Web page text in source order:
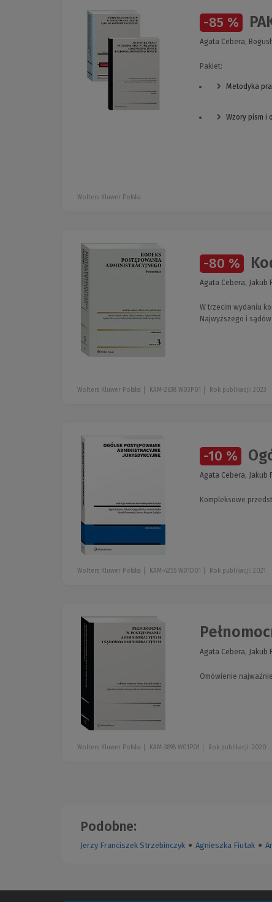
-85 %
Agata Cebera,
Pakiet:
Metodyka
Wzory pism i
Wolters Kluwer Polska
-80 %
Agata Cebera, Jakub
W trzecim wydaniu
Najwyższego i
Wolters Kluwer Polska KAM-2638 W03P01 Rok publikacji: 2023
-10 %
Agata Cebera, Jakub
Kompleksowe
Wolters Kluwer Polska KAM-4255 W01D01 Rok publikacji: 2021
Agata Cebera, Jakub
Omówienie
Wolters Kluwer Polska KAM-3898 W01P01 Rok publikacji: 2020
Podobne:
Jerzy Franciszek Strzebinczyk ● Agnieszka Fiutak ●